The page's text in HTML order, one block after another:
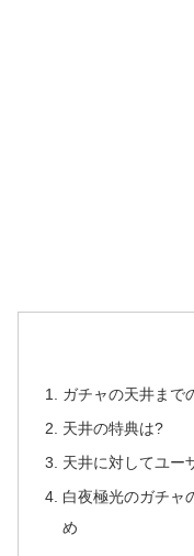
ガチャの天井まで
天井の特典は?
天井に対してユー
白夜極光のガチャ
め